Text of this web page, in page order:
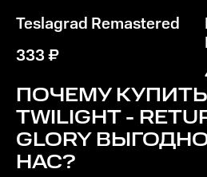
Teslagrad Remastered
333₽
ПОЧЕМУ КУПИТЬ
TWILIGHT -
GLORY
НАС?